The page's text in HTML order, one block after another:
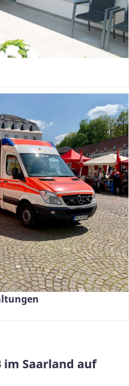
im Saarland auf